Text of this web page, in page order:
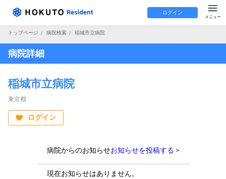
ログイン
トップページ / 病院検索 / 稲城市立病院
病院詳細
稲城市立病院
東京都
ログイン
病院からのお知らせお知らせを投稿する >
現在お知らせはありません。